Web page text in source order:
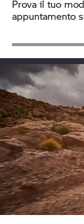
Prova il tuo
appuntamento